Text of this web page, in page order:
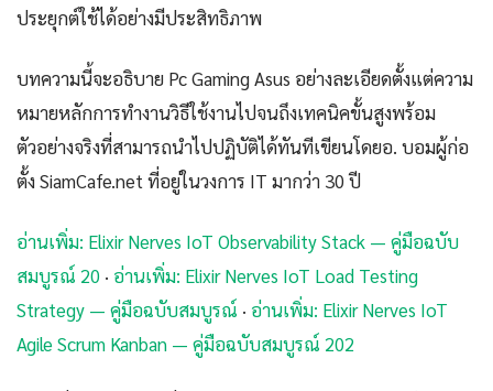
ประยุกต์ใช้ได้อย่างมีประสิทธิภาพ
บทความนี้จะอธิบาย Pc Gaming Asus อย่างละเอียดตั้งแต่ความ
หมายหลักการทำงานวิธีใช้งานไปจนถึงเทคนิคขั้นสูงพร้อม
ตัวอย่างจริงที่สามารถนำไปปฏิบัติได้ทันทีเขียนโดยอ. บอมผู้ก่อ
ตั้ง SiamCafe.net ที่อยู่ในวงการ IT มากว่า 30 ปี
อ่านเพิ่ม: Elixir Nerves IoT Observability Stack — คู่มือฉบับ
สมบูรณ์ 20 · อ่านเพิ่ม: Elixir Nerves IoT Load Testing
Strategy — คู่มือฉบับสมบูรณ์ · อ่านเพิ่ม: Elixir Nerves IoT
Agile Scrum Kanban — คู่มือฉบับสมบูรณ์ 202